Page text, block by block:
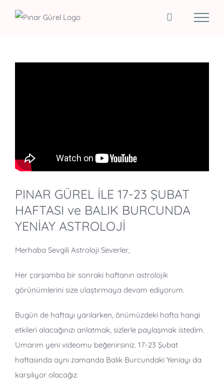
PINAR GÜREL İLE 17-23 ŞUBAT
HAFTASI ve BALIK BURCUNDA
YENİAY ASTROLOJİ
Merhaba Sevgili Astroloji Severler,
Her çarşamba bir sonraki haftanın astrolojik
görünümlerini size ulaştırmaya devam ediyorum.
Bugün de haftayı yarılarken, önümüzdeki hafta hangi
etkileri alacağınızı anlatmak, sizlerle paylaşmak istedim.
Umarım yeni videomu beğenirsiniz. 17-23 Şubat
haftasında aynı zamanda Balık Burcundaki Yeniayı da
karşılıyor olacağız.